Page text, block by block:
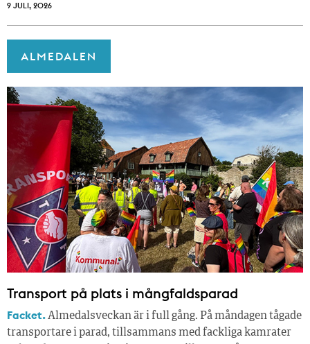
9 JULI, 2026
ALMEDALEN
Transport på plats i mångfaldsparad
Facket.Almedalsveckan är i full gång. På måndagen tågade
transportare i parad, tillsammans med fackliga kamrater